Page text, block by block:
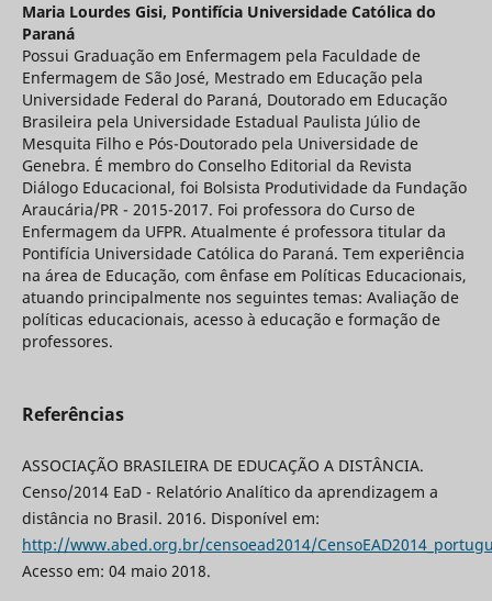
Maria Lourdes Gisi, Pontifícia Universidade Católica do
Paraná
Possui Graduação em Enfermagem pela Faculdade de
Enfermagem de São José, Mestrado em Educação pela
Universidade Federal do Paraná, Doutorado em Educação
Brasileira pela Universidade Estadual Paulista Júlio de
Mesquita Filho e Pós-Doutorado pela Universidade de
Genebra. É membro do Conselho Editorial da Revista
Diálogo Educacional, foi Bolsista Produtividade da Fundação
Araucária/PR - 2015-2017. Foi professora do Curso de
Enfermagem da UFPR. Atualmente é professora titular da
Pontifícia Universidade Católica do Paraná. Tem experiência
na área de Educação, com ênfase em Políticas Educacionais,
atuando principalmente nos seguintes temas: Avaliação de
políticas educacionais, acesso à educação e formação de
professores.
Referências
ASSOCIAÇÃO BRASILEIRA DE EDUCAÇÃO A DISTÂNCIA.
Censo/2014 EaD - Relatório Analítico da aprendizagem a
distância no Brasil. 2016. Disponível em:
http://www.abed.org.br/censoead2014/
Acesso em: 04 maio 2018.